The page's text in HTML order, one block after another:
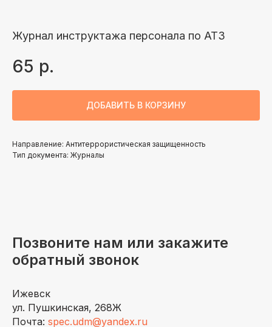
Журнал инструктажа персонала по АТЗ
65 р.
ДОБАВИТЬ В КОРЗИНУ
Направление: Антитеррористическая защищенность
Тип документа: Журналы
Позвоните нам или закажите
обратный звонок
Ижевск
ул. Пушкинская, 268Ж
Почта: spec.udm@yandex.ru